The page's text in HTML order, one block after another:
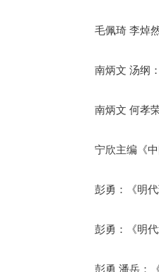
毛佩琦 李焯
南炳文 汤纲
南炳文 何孝
宁欣主编《
彭勇：《明
彭勇：《明
彭勇 潘岳：